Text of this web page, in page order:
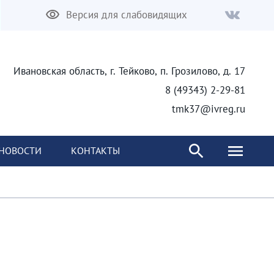
Версия для слабовидящих
Ивановская область, г. Тейково, п. Грозилово, д. 17
8 (49343) 2-29-81
tmk37@ivreg.ru
КОНТАКТЫ